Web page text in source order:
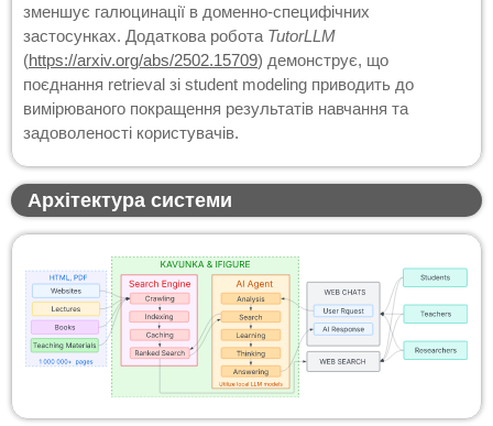
зменшує галюцинації в доменно-специфічних
застосунках. Додаткова робота TutorLLM
(https://arxiv.org/abs/2502.15709) демонструє, що
поєднання retrieval зі student modeling приводить до
вимірюваного покращення результатів навчання та
задоволеності користувачів.
Архітектура системи